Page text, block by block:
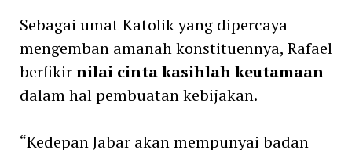
Sebagai umat Katolik yang dipercaya
mengemban amanah konstituennya, Rafael
berfikirnilai cinta kasihlah keutamaan
dalam hal pembuatan kebijakan.
“Kedepan Jabar akan mempunyai badan